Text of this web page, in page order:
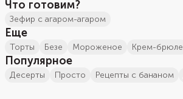
Что готовим?
зефир с агаром-агаром
Еще
торты безе мороженое Крем-брюле
Популярное
десерты просто рецепты с бананом